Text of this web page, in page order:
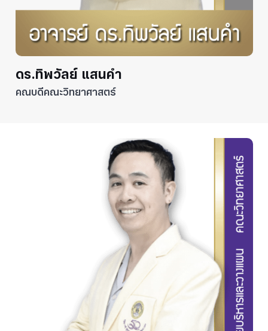
ดร.ทิพวัลย์ แสนคำ
คณบดีคณะวิทยาศาสตร์